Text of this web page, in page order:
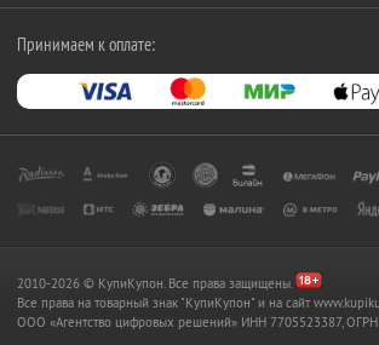
Принимаем к оплате:
2010-2026 © КупиКупон. Все права защищены.
Все права на товарный знак "КупиКупон" и на сайт
OOO «Агентство цифровых решений» ИНН 7705523387,